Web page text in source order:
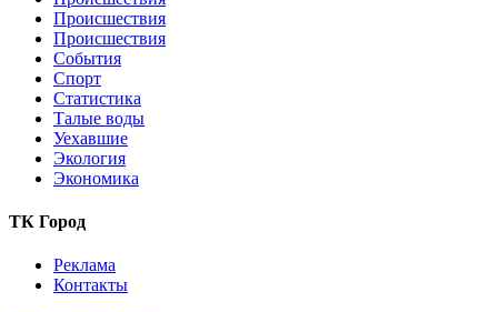
Происшествия
Происшествия
События
Спорт
Статистика
Талые воды
Уехавшие
Экология
Экономика
ТК Город
Реклама
Контакты